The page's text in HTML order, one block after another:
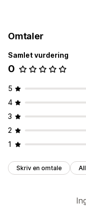
Prisbasert
Samlingsspesifikk
Varslingsinnstillinger
Omtaler
Samlet vurdering
0
5
4
3
2
1
Skriv en omtale